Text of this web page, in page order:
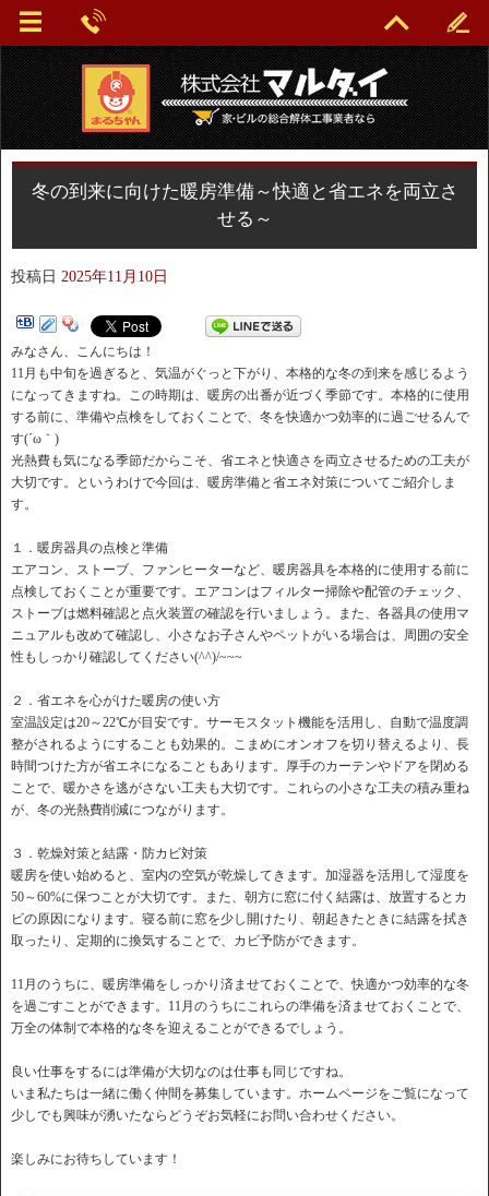
冬の到来に向けた暖房準備～快適と省エネを両立さ
せる～
投稿日 2025年11月10日
みなさん、こんにちは！
11月も中旬を過ぎると、気温がぐっと下がり、本格的な冬の到来を感じるよう
になってきますね。この時期は、暖房の出番が近づく季節です。本格的に使用
する前に、準備や点検をしておくことで、冬を快適かつ効率的に過ごせるんで
す(´ω｀)
光熱費も気になる季節だからこそ、省エネと快適さを両立させるための工夫が
大切です。というわけで今回は、暖房準備と省エネ対策についてご紹介しま
す。
１．暖房器具の点検と準備
エアコン、ストーブ、ファンヒーターなど、暖房器具を本格的に使用する前に
点検しておくことが重要です。エアコンはフィルター掃除や配管のチェック、
ストーブは燃料確認と点火装置の確認を行いましょう。また、各器具の使用マ
ニュアルも改めて確認し、小さなお子さんやペットがいる場合は、周囲の安全
性もしっかり確認してください(^^)/~~~
２．省エネを心がけた暖房の使い方
室温設定は20～22℃が目安です。サーモスタット機能を活用し、自動で温度調
整がされるようにすることも効果的。こまめにオンオフを切り替えるより、長
時間つけた方が省エネになることもあります。厚手のカーテンやドアを閉める
ことで、暖かさを逃がさない工夫も大切です。これらの小さな工夫の積み重ね
が、冬の光熱費削減につながります。
３．乾燥対策と結露・防カビ対策
暖房を使い始めると、室内の空気が乾燥してきます。加湿器を活用して湿度を
50～60%に保つことが大切です。また、朝方に窓に付く結露は、放置するとカ
ビの原因になります。寝る前に窓を少し開けたり、朝起きたときに結露を拭き
取ったり、定期的に換気することで、カビ予防ができます。
11月のうちに、暖房準備をしっかり済ませておくことで、快適かつ効率的な冬
を過ごすことができます。11月のうちにこれらの準備を済ませておくことで、
万全の体制で本格的な冬を迎えることができるでしょう。
良い仕事をするには準備が大切なのは仕事も同じですね。
いま私たちは一緒に働く仲間を募集しています。ホームページをご覧になって
少しでも興味が湧いたならどうぞお気軽にお問い合わせください。
楽しみにお待ちしています！